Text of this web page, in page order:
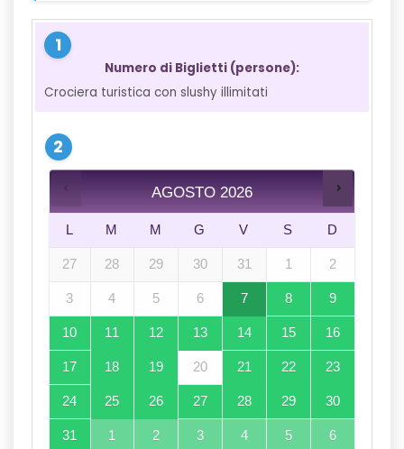
Numero di Biglietti (persone):
Crociera turistica con slushy illimitati
AGOSTO 2026
L M M G V S D
27 28 29 30 31 1 2
3 4 5 6 7 8 9
10 11 12 13 14 15 16
17 18 19 20 21 22 23
24 25 26 27 28 29 30
31 1 2 3 4 5 6